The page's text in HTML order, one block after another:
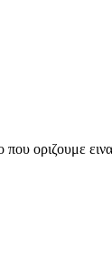
οριζουμε